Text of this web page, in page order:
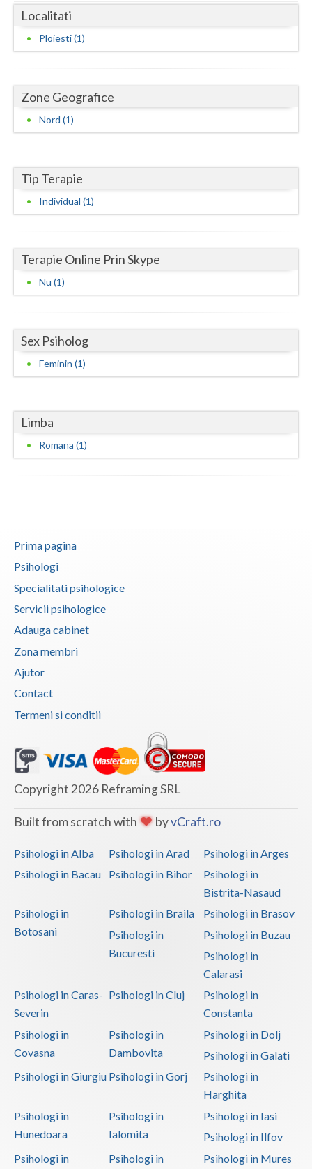
Gorj
Harghita
Ialomita
Iasi
Maramures
Mehedinti
Neamt
Olt
Salaj
Satu-Mare
Suceava
Teleorman
Vaslui
Vrancea
Localitati
Ploiesti (1)
Zone Geografice
Nord (1)
Tip Terapie
Individual (1)
Terapie Online Prin Skype
Nu (1)
Sex Psiholog
Feminin (1)
Limba
Romana (1)
Prima pagina
Psihologi
Specialitati psihologice
Servicii psihologice
Adauga cabinet
Zona membri
Ajutor
Contact
Termeni si conditii
Copyright 2026 Reframing SRL
Built from scratch with byvCraft.ro
Psihologi in Alba Psihologi in Arad
Psihologi in Arges
Psihologi in Bacau
Psihologi in Bihor
Psihologi in
Bistrita-Nasaud
Psihologi in
Botosani
Psihologi in Braila
Psihologi in Brasov
Psihologi in
Bucuresti
Psihologi in Buzau
Psihologi in
Calarasi
Psihologi in Caras-
Severin
Psihologi in Cluj
Psihologi in
Constanta
Psihologi in
Covasna
Psihologi in
Dambovita
Psihologi in Dolj
Psihologi in Galati
Psihologi in Giurgiu Psihologi in Gorj
Psihologi in
Harghita
Psihologi in
Hunedoara
Psihologi in
Ialomita
Psihologi in Iasi
Psihologi in Ilfov
Psihologi in
Psihologi in Psihologi in Mures